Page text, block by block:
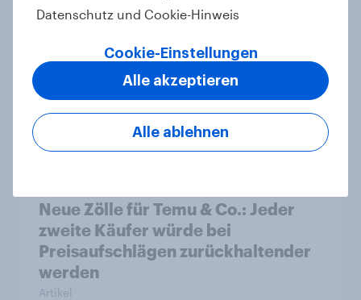
Der Brotmarkt schrumpft -
Klassische Bäckereien werden
bevorzugt, gekauft wird dennoch
häufiger bei SB-Backstationen
Neue Zölle für Temu & Co.: Jeder
zweite Käufer würde bei
Preisaufschlägen zurückhaltender
werden
Artikel
Datenschutz und Cookie-Hinweis
Cookie-Einstellungen
Alle ablehnen
Alle akzeptieren